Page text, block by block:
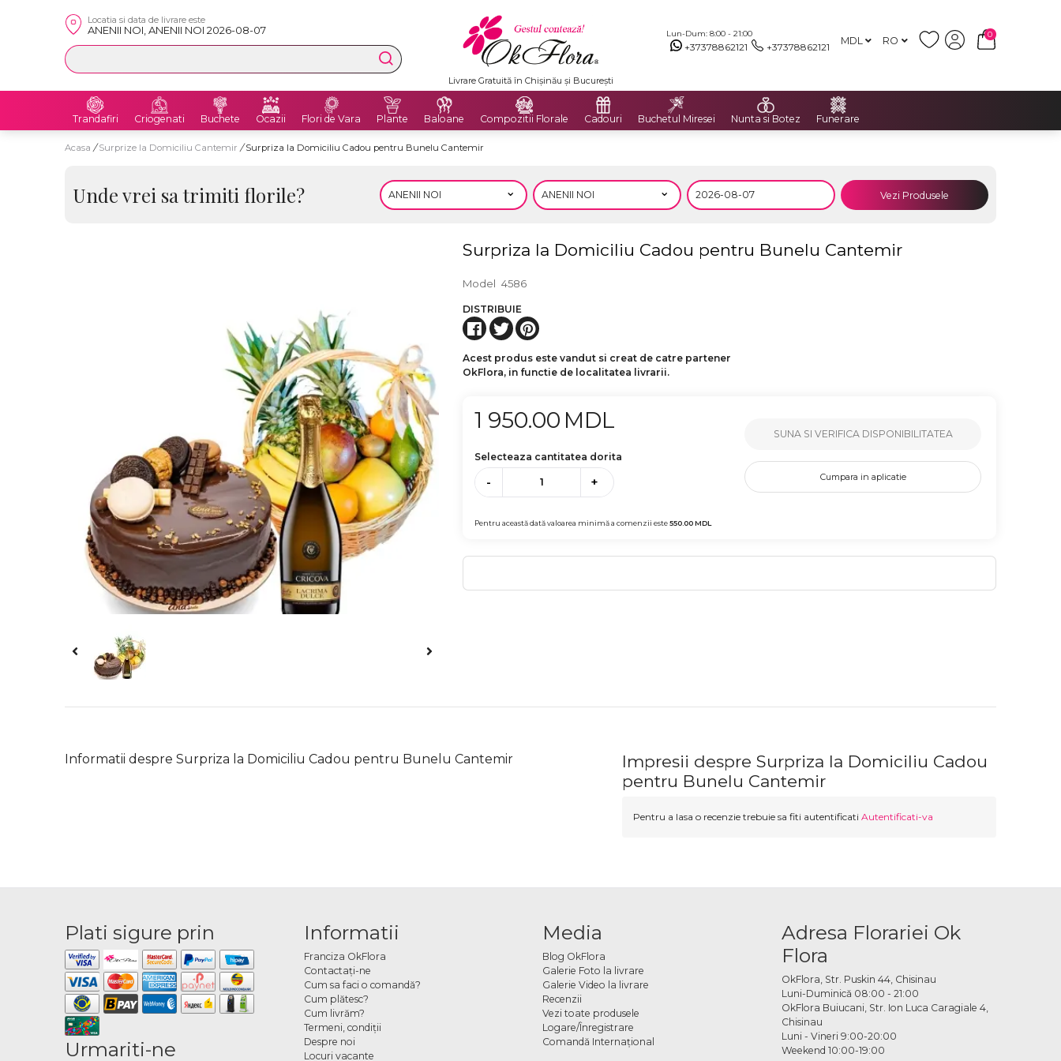
Locatia si data de livrare este
ANENII NOI, ANENII NOI 2026-08-07 Lun-Dum: 8:00 - 21:00
+37378862121 +37378862121 MDL RO
0
Livrare Gratuită în Chișinău și București
Trandafiri Criogenati Buchete Ocazii Flori de Vara Plante Baloane Compozitii Florale Cadouri Buchetul Miresei Nunta si Botez Funerare
Acasa / Surprize la Domiciliu Cantemir / Surpriza la Domiciliu Cadou pentru Bunelu Cantemir
Unde vrei sa trimiti florile? Vezi Produsele
Surpriza la Domiciliu Cadou pentru Bunelu Cantemir
Model 4586
DISTRIBUIE
Acest produs este vandut si creat de catre partener
OkFlora, in functie de localitatea livrarii.
1 950.00 MDL
Selecteaza cantitatea dorita
- +
Pentru această dată valoarea minimă a comenzii este550.00MDL
SUNA SI VERIFICA DISPONIBILITATEA
Cumpara in aplicatie
Informatii despre Surpriza la Domiciliu Cadou pentru Bunelu Cantemir
Impresii despre Surpriza la Domiciliu Cadou
pentru Bunelu Cantemir
Pentru a lasa o recenzie trebuie sa fiti autentificati Autentificati-va
Plati sigure prin
Urmariti-ne
Informatii
Franciza OkFlora
Contactaţi-ne
Cum sa faci o comandă?
Cum plătesc?
Cum livrăm?
Termeni, condiţii
Despre noi
Locuri vacante
Media
Blog OkFlora
Galerie Foto la livrare
Galerie Video la livrare
Recenzii
Vezi toate produsele
Logare/Înregistrare
Comandă Internațional
Adresa Florariei Ok
Flora
OkFlora, Str. Puskin 44, Chisinau
Luni-Duminică 08:00 - 21:00
OkFlora Buiucani, Str. Ion Luca Caragiale 4,
Chisinau
Luni - Vineri 9:00-20:00
Weekend 10:00-19:00